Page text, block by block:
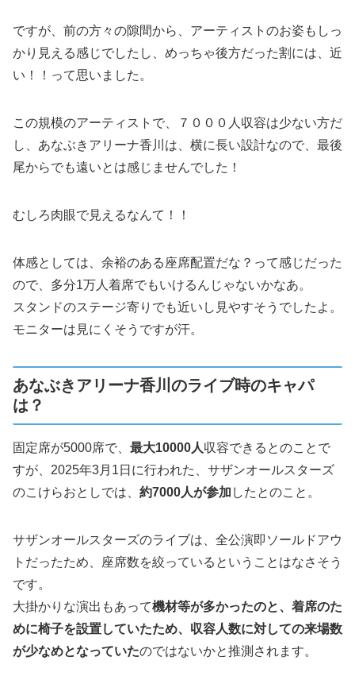
ですが、前の方々の隙間から、アーティストのお姿もしっ
かり見える感じでしたし、めっちゃ後方だった割には、近
い！！って思いました。
この規模のアーティストで、７０００人収容は少ない方だ
し、あなぶきアリーナ香川は、横に長い設計なので、最後
尾からでも遠いとは感じませんでした！
むしろ肉眼で見えるなんて！！
体感としては、余裕のある座席配置だな？って感じだった
ので、多分1万人着席でもいけるんじゃないかなあ。
スタンドのステージ寄りでも近いし見やすそうでしたよ。
モニターは見にくそうですが汗。
あなぶきアリーナ香川のライブ時のキャパ
は？
固定席が5000席で、 最大10000人収容できるとのことで
すが、2025年3月1日に行われた、サザンオールスターズ
のこけらおとしでは、 約7000人が参加 したとのこと。
サザンオールスターズのライブは、全公演即ソールドアウ
トだったため、座席数を絞っているということはなさそう
です。
大掛かりな演出もあって機材等が多かったのと、着席のた
めに椅子を設置していたため、収容人数に対しての来場数
が少なめとなっていたのではないかと推測されます。